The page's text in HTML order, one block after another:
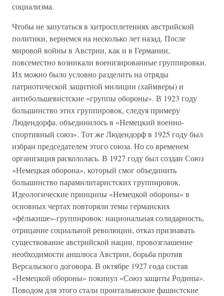
социализма.
Чтобы не запутаться в хитросплетениях австрийской
политики, вернемся на несколько лет назад. После
мировой войны в Австрии, как и в Германии,
повсеместно возникали военизированные группировки.
Их можно было условно разделить на отряды
патриотической защитной милиции (хаймверы) и
антибольшевистские «группы обороны». В 1923 году
большинство этих группировок, следуя примеру
Людендорфа, объединилось в «Немецкий военно-
спортивный союз». Тот же Людендорф в 1925 году был
избран председателем этого союза. Но со временем
организация раскололась. В 1927 году был создан Союз
«Немецкая оборона», который смог объединить
большинство парамилитаристских группировок.
Идеологические принципы «Немецкой обороны» в
основных чертах повторяли темы германских
«фёлькише»-группировок: национальная солидарность,
отрицание социальной революции, отказ признавать
существование австрийской нации, провозглашение
необходимости аншлюса Австрии, борьба против
Версальского договора. В октябре 1927 года состав
«Немецкой обороны» покинул «Союз защиты Родины».
Поводом для этого стали проитальянские фашистские